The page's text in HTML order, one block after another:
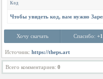
Код
Чтобы увидеть код, вам нужно
Хочу скачать Спасибо: +1
Источник: https://theps.art
Всего комментариев: 0